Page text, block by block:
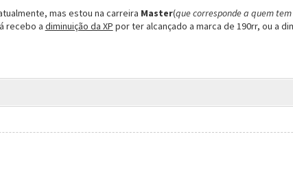
mas estou na carreira Master(que corresponde a quem
recebo a diminuição da XP por ter alcançado a marca de 190rr, ou a